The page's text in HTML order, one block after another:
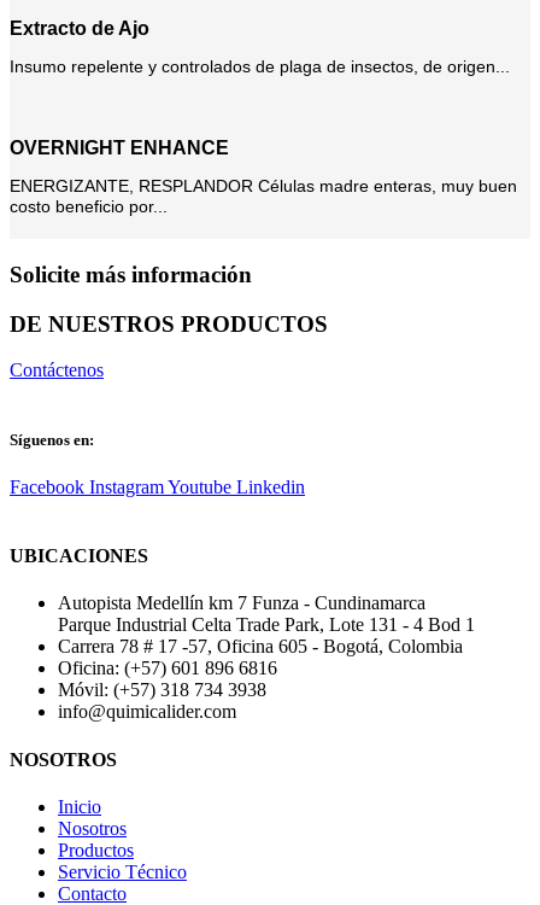
Extracto de Ajo
Insumo repelente y controlados de plaga de insectos, de origen...
OVERNIGHT ENHANCE
ENERGIZANTE, RESPLANDOR Células madre enteras, muy buen
costo beneficio por...
Solicite más información
DE NUESTROS PRODUCTOS
Contáctenos
Síguenos en:
Facebook InstagramYoutube Linkedin
UBICACIONES
Autopista Medellín km 7 Funza - Cundinamarca
Parque Industrial Celta Trade Park, Lote 131 - 4 Bod 1
Carrera 78 # 17 -57, Oficina 605 - Bogotá, Colombia
Oficina: (+57) 601 896 6816
Móvil: (+57) 318 734 3938
info@quimicalider.com
NOSOTROS
Inicio
Nosotros
Productos
Servicio Técnico
Contacto